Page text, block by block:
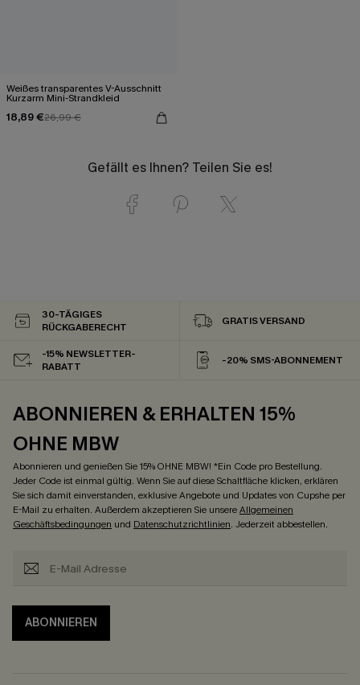
Weißes transparentes V-Ausschnitt
Kurzarm Mini-Strandkleid
18,89 €26,99 €
Gefällt es Ihnen? Teilen Sie es!
30-TÄGIGES
RÜCKGABERECHT
GRATIS VERSAND
-15% NEWSLETTER-
RABATT
-20% SMS-ABONNEMENT
ABONNIEREN & ERHALTEN 15%
OHNE MBW
Abonnieren und genießen Sie 15% OHNE MBW! *Ein Code pro Bestellung.
Jeder Code ist einmal gültig. Wenn Sie auf diese Schaltfläche klicken, erklären
Sie sich damit einverstanden, exklusive Angebote und Updates von Cupshe per
E-Mail zu erhalten. Außerdem akzeptieren Sie unsereAllgemeinen
Geschäftsbedingungen und Datenschutzrichtlinien. Jederzeit abbestellen.
ABONNIEREN